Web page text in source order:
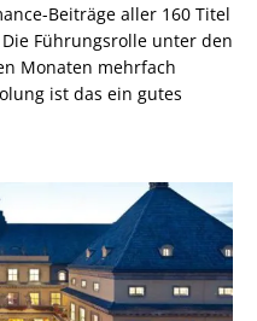
Beiträge aller 160 Titel
Die Führungsrolle unter den
Monaten mehrfach
ist das ein gutes